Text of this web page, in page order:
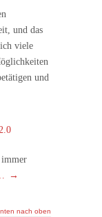
und das
viele
und
immer
→
nach oben